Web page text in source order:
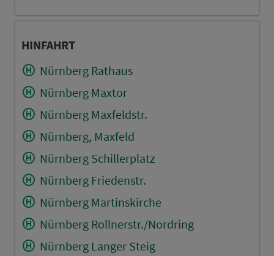
HINFAHRT
Nürnberg Rathaus
Nürnberg Maxtor
Nürnberg Maxfeldstr.
Nürnberg, Maxfeld
Nürnberg Schillerplatz
Nürnberg Friedenstr.
Nürnberg Martinskirche
Nürnberg Rollnerstr./Nordring
Nürnberg Langer Steig